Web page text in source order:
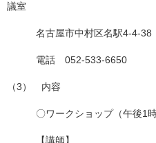
議室
名古屋市中村区名駅4-4-38
電話 052-533-6650
（3） 内容
〇ワークショップ（午後1時
【講師】